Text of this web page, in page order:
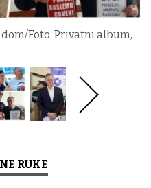
Foto: Privatni album,
RUKE